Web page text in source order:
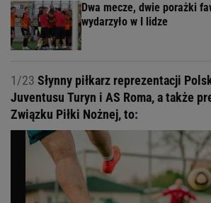
Dwa mecze, dwie porażki
wydarzyło w I lidze
1/23 Słynny piłkarz reprezentacji
Juventusu Turyn i AS Roma, a także
Związku Piłki Nożnej, to: